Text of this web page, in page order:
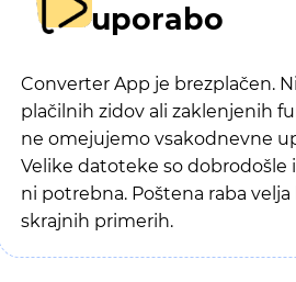
uporabo
Converter App je brezplačen. Ni
plačilnih zidov ali zaklenjenih
ne omejujemo vsakodnevne
Velike datoteke so dobrodošle
ni potrebna. Poštena raba velja
skrajnih primerih.